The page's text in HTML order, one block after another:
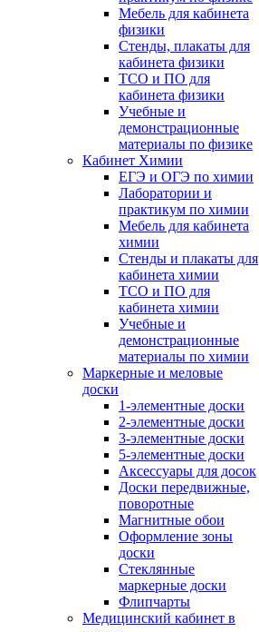
Мебель для кабинета
физики
Стенды, плакаты для
кабинета физики
ТСО и ПО для
кабинета физики
Учебные и
демонстрационные
материалы по физике
Кабинет Химии
ЕГЭ и ОГЭ по химии
Лаборатории и
практикум по химии
Мебель для кабинета
химии
Стенды и плакаты для
кабинета химии
ТСО и ПО для
кабинета химии
Учебные и
демонстрационные
материалы по химии
Маркерные и меловые
доски
1-элементные доски
2-элементные доски
3-элементные доски
5-элементные доски
Аксессуары для досок
Доски передвижные,
поворотные
Магнитные обои
Оформление зоны
доски
Стеклянные
маркерные доски
Флипчарты
Медицинский кабинет в